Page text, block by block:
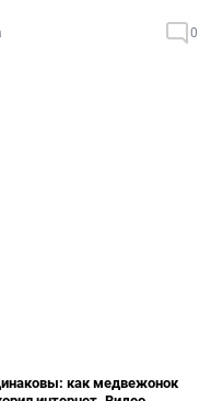
0
как медвежонок